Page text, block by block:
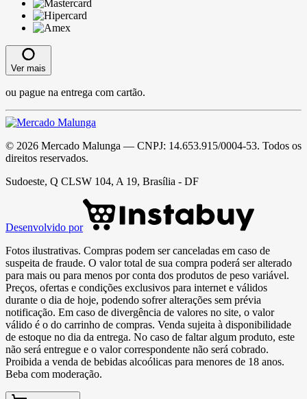
Ver mais
ou pague na entrega com cartão.
© 2026 Mercado Malunga — CNPJ: 14.653.915/0004-53. Todos os
direitos reservados.
Sudoeste, Q CLSW 104, A 19, Brasília - DF
Desenvolvido por
Fotos ilustrativas. Compras podem ser canceladas em caso de
suspeita de fraude. O valor total de sua compra poderá ser alterado
para mais ou para menos por conta dos produtos de peso variável.
Preços, ofertas e condições exclusivos para internet e válidos
durante o dia de hoje, podendo sofrer alterações sem prévia
notificação. Em caso de divergência de valores no site, o valor
válido é o do carrinho de compras. Venda sujeita à disponibilidade
de estoque no dia da entrega. No caso de faltar algum produto, este
não será entregue e o valor correspondente não será cobrado.
Proibida a venda de bebidas alcoólicas para menores de 18 anos.
Beba com moderação.